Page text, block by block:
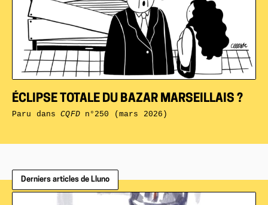
ÉCLIPSE TOTALE DU BAZAR MARSEILLAIS ?
Paru dansCQFDn°250 (mars 2026)
Derniers articles de Lluno